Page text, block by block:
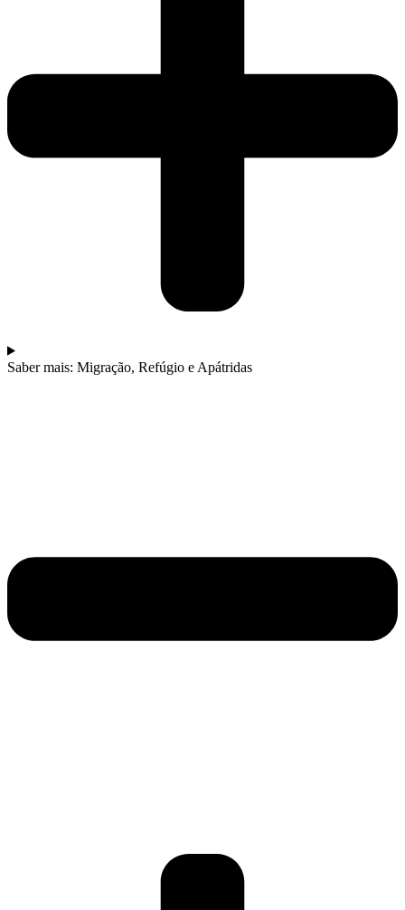
Saber mais: Migração, Refúgio e Apátridas